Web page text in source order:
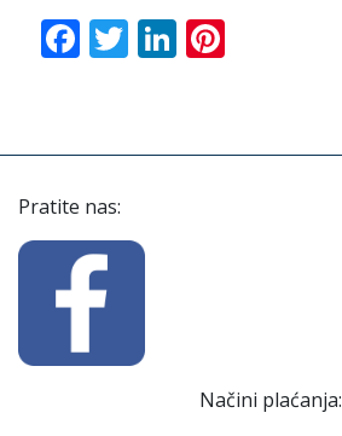
Facebook
TwitterLinkedIn
Pratite nas:
Načini plaćanja: